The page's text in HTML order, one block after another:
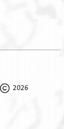
2026 The Trustees of Princeton University